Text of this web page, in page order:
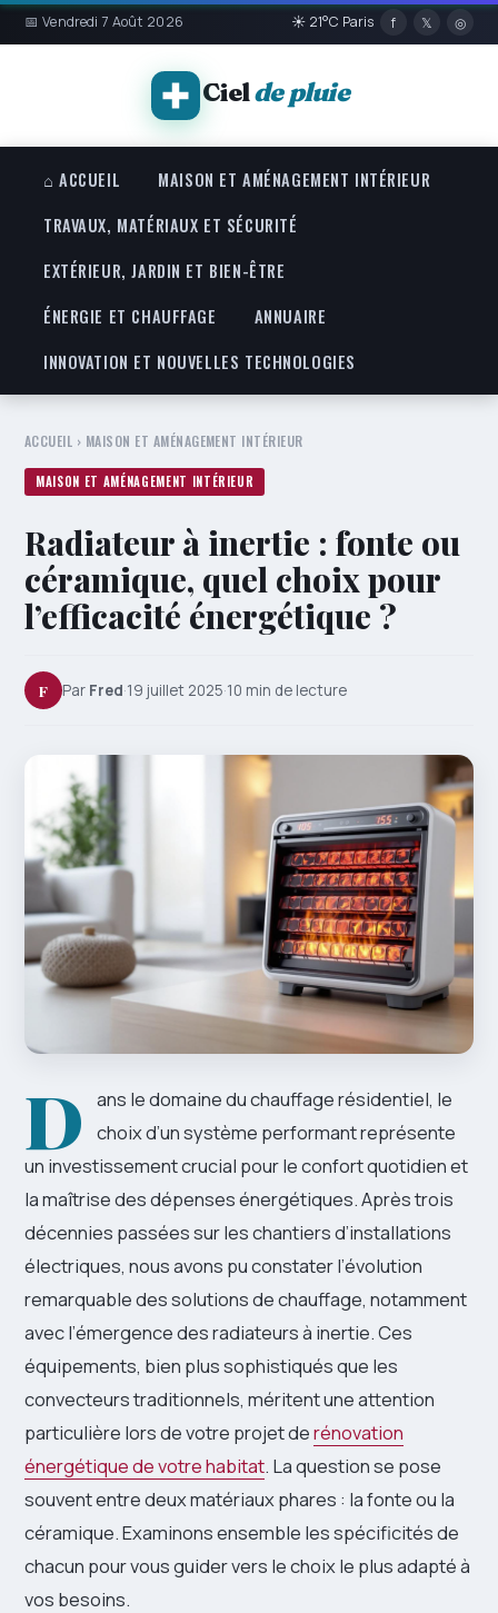
📅 Vendredi 7 Août 2026 ☀ 21°C Paris f 𝕏 ◎
Cielde pluie
⌂ ACCUEIL
MAISON ET AMÉNAGEMENT INTÉRIEUR
TRAVAUX, MATÉRIAUX ET SÉCURITÉ
EXTÉRIEUR, JARDIN ET BIEN-ÊTRE
ÉNERGIE ET CHAUFFAGE
ANNUAIRE
INNOVATION ET NOUVELLES TECHNOLOGIES
ACCUEIL › MAISON ET AMÉNAGEMENT INTÉRIEUR
MAISON ET AMÉNAGEMENT INTÉRIEUR
Radiateur à inertie : fonte ou
céramique, quel choix pour
l’efficacité énergétique ?
F Par Fred·19 juillet 2025·10 min de lecture
D
ans le domaine du chauffage résidentiel, le
choix d’un système performant représente
un investissement crucial pour le confort quotidien et
la maîtrise des dépenses énergétiques. Après trois
décennies passées sur les chantiers d’installations
électriques, nous avons pu constater l’évolution
remarquable des solutions de chauffage, notamment
avec l’émergence des radiateurs à inertie. Ces
équipements, bien plus sophistiqués que les
convecteurs traditionnels, méritent une attention
particulière lors de votre projet derénovation
énergétique de votre habitat. La question se pose
souvent entre deux matériaux phares : la fonte ou la
céramique. Examinons ensemble les spécificités de
chacun pour vous guider vers le choix le plus adapté à
vos besoins.